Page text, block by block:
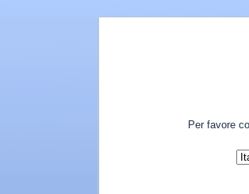
Per favore